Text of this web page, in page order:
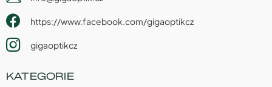
https://www.facebook.com/gigaoptikcz
gigaoptikcz
KATEGORIE